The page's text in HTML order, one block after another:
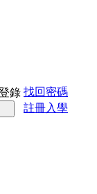
錄 找回密碼
註冊入學